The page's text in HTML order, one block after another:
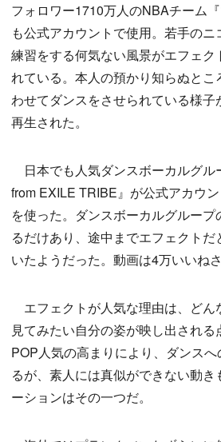
フォロワー1710万人のNBAチーム
も公式アカウントで使用。若手の
練習をする何気ない風景がエフェク
れている。本人の預かり知らぬとこ
わせてダンスをさせられている様
再生された。
日本でも人気ダンスボーカルグル
from EXILE TRIBE』が公式アカウ
を使った。ダンスボーカルグルー
るだけあり、途中までエフェクト
いたようだった。動画は4万いいねさ
エフェクトが人気な理由は、どん
見てみたい自分の姿が映し出され
POP人気の高まりにより、ダンス
るが、素人には真似ができない動
ーションはその一つだ。